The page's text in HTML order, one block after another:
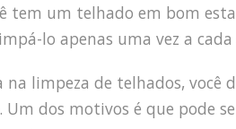
tem um telhado em bom
lo apenas uma vez a
limpeza de telhados, você
. Um dos motivos é que pode